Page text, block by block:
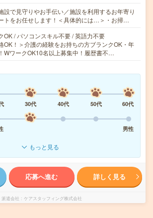
設で見守りやお手伝い／施設を利用するお年寄り
トをお任せします！＜具体的には…＞・お掃…
OK / パソコンスキル不要 / 英語力不要
OK！＞介護の経験をお持ちの方ブランクOK・年
WワークOK10名以上募集中！履歴書不…
30代 40代 50代
60代
男性
もっと見る
応募へ進む 詳しく見る
派遣会社 ケアスタッフィング株式会社